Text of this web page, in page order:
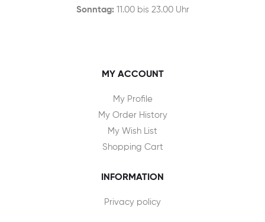
Sonntag:11.00 bis 23.00 Uhr
MY ACCOUNT
My Profile
My Order History
My Wish List
Shopping Cart
INFORMATION
Privacy policy